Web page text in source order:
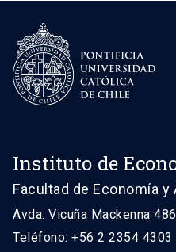
Instituto de
Facultad de Economía
Avda. Vicuña Mackenna
Teléfono: +56 2 2354 4303